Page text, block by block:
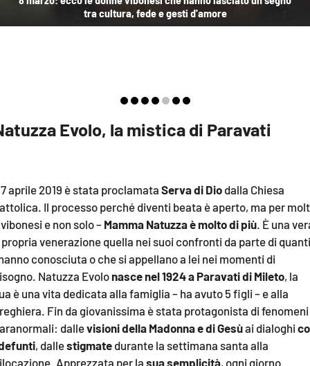
LAC NETWORK
LACPLAY.IT
LACONAIR.IT
LACITYMAG.IT
ILREGGINO.IT
COSENZACHANNEL.IT
ILVIBONESE.IT
CATANZAROCHANNEL.IT
tra cultura, fede e gesti d'amore
Evolo, la mistica di Paravati
aprile 2019 è stata proclamata Serva di Dio dalla Chiesa
Il processo perché diventi beata è aperto, ma per
e non solo – Mamma Natuzza è molto di più. È una
propria venerazione quella nei suoi confronti da parte di quanti
conosciuta o che si appellano a lei nei momenti di
Natuzza Evolonasce nel 1924 a Paravati di Mileto, la
è una vita dedicata alla famiglia – ha avuto 5 figli – e alla
Fin da giovanissima è stata protagonista di fenomeni
dallevisioni della Madonna e di Gesùai dialoghi
, dallestigmate durante la settimana santa alla
Apprezzata per la sua semplicità, ogni giorno